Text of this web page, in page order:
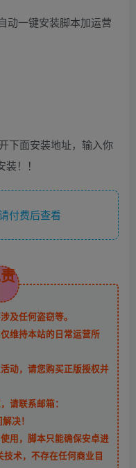
下面安装地址，输入你
！！
付费后查看
及任何盗窃等。
维持本站的日常运营所
动，请您购买正版授权并
请联系邮箱：
决！
用，脚本只能确保安卓进
术，不存在任何商业目